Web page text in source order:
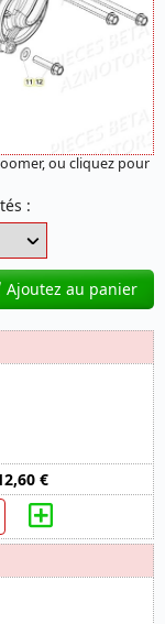
ou cliquez pour
:
Ajoutez au panier
€